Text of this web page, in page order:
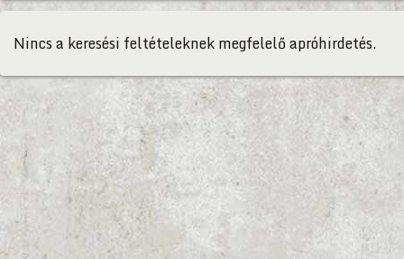
Nincs a keresési feltételeknek megfelelő apróhirdetés.